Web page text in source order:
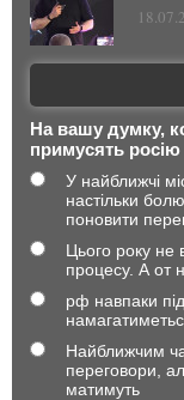
На вашу думку,
примусять росію
У найближчі
настільки
поновити
Цього року не
процесу. А от
рф навпаки
Найближчим
переговори,
матимуть